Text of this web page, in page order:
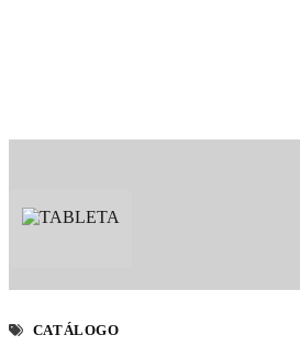
CATÁLOGO